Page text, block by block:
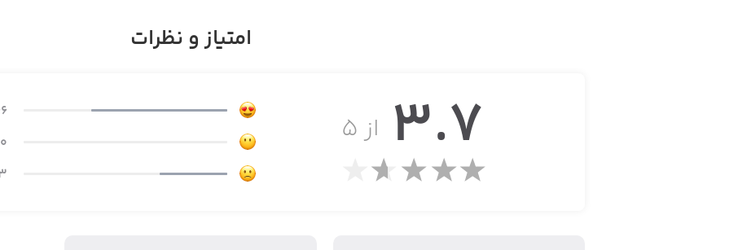
بخش کودک و بخش والدین به صورت جداگانه طراحی شده‌اند تا کودک به‌ محتوای بزرگسال، دسترسی
محتوای مامانت در بخش کودکان شامل موارد زیر است:
امتیاز و نظرات
از ۵ 3.7
0